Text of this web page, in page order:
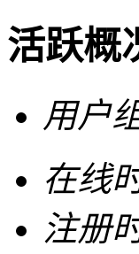
活跃概
用户
在线
注册